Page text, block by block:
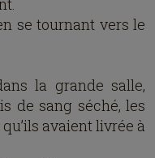
se tournant vers le
la grande salle,
de sang séché, les
avaient livrée à